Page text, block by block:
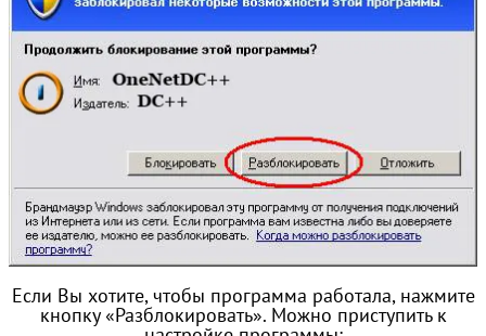
Если Вы хотите, чтобы программа работала, нажмите
кнопку «Разблокировать». Можно приступить к